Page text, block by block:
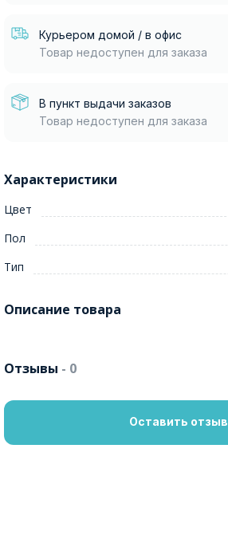
Курьером домой / в офис
Товар недоступен для заказа
В пункт выдачи заказов
Товар недоступен для заказа
Характеристики
Цвет
Пол
Тип
Описание товара
Отзывы - 0
Оставить отзыв